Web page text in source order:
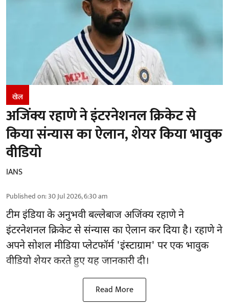
खेल
अजिंक्य रहाणे ने इंटरनेशनल क्रिकेट से
किया संन्यास का ऐलान, शेयर किया भावुक
वीडियो
IANS
Published on:30 Jul 2026, 6:30 am
टीम इंडिया के अनुभवी बल्लेबाज अजिंक्य रहाणे ने
इंटरनेशनल क्रिकेट से संन्यास का ऐलान कर दिया है। रहाणे ने
अपने सोशल मीडिया प्लेटफॉर्म 'इंस्टाग्राम' पर एक भावुक
वीडियो शेयर करते हुए यह जानकारी दी।
Read More